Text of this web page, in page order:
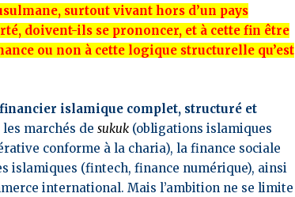
surtout vivant hors d’un pays
doivent-ils se prononcer, et à cette fin être
ou non à cette logique structurelle qu’est
islamique complet, structuré et
marchés desukuk (obligations islamiques
conforme à la charia), la finance sociale
islamiques (fintech, finance numérique), ainsi
international. Mais l’ambition ne se limite